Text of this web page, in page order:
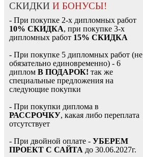
СКИДКИ И БОНУСЫ!
- При покупке 2-х дипломных работ
10% СКИДКА, при покупке 3-х
дипломных работ 15% СКИДКА
- При покупке 5 дипломных работ (не
обязательно единовременно) - 6
диплом В ПОДАРОК! так же
специальные предложения на
следующие покупки
- При покупки диплома в
РАССРОЧКУ, какая либо переплата
отсутствует
- При двойной оплате - УБЕРЕМ
ПРОЕКТ С САЙТА до 30.06.2027г.